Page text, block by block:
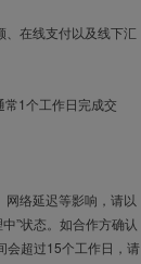
、在线支付以及线下汇
1个工作日完成交
络延迟等影响，请以
”状态。如合作方确认
会超过15个工作日，请